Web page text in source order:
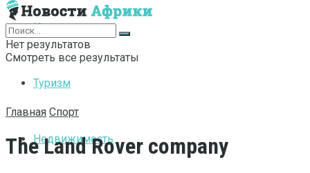
Интернет
Туризм
Недвижимость
Нет результатов
Смотреть все результаты
Главная Спорт
The Land Rover company